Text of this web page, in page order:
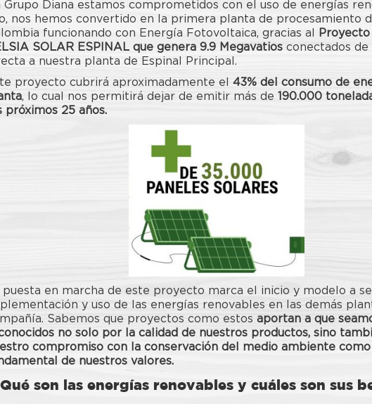
Grupo Diana estamos comprometidos con el uso de energías
nos hemos convertido en la primera planta de procesamiento
funcionando con Energía Fotovoltaica, gracias al
Proyecto
SOLAR ESPINAL que genera 9.9 Megavatiosconectados de
a nuestra planta de Espinal Principal.
proyecto cubrirá aproximadamente el 43% del consumo de
, lo cual nos permitirá dejar de emitir más de 190.000
próximos 25 años.
puesta en marcha de este proyecto marca el inicio y modelo a
y uso de las energías renovables en las demás
Sabemos que proyectos como estos aportan a que
no solo por la calidad de nuestros productos, sino
compromiso con la conservación del medio ambiente
de nuestros valores.
son las energías renovables y cuáles son sus